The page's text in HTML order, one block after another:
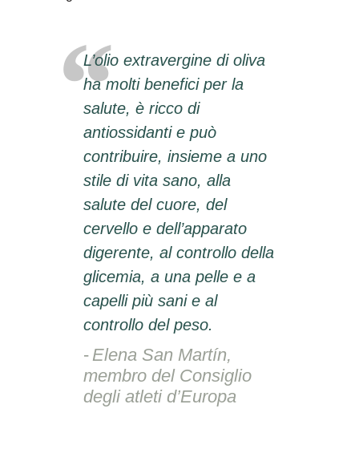
L’olio extravergine di oliva
ha molti benefici per la
salute, è ricco di
antiossidanti e può
contribuire, insieme a uno
stile di vita sano, alla
salute del cuore, del
cervello e dell’apparato
digerente, al controllo della
glicemia, a una pelle e a
capelli più sani e al
controllo del peso.
Elena San Martín,
membro del Consiglio
degli atleti d’Europa